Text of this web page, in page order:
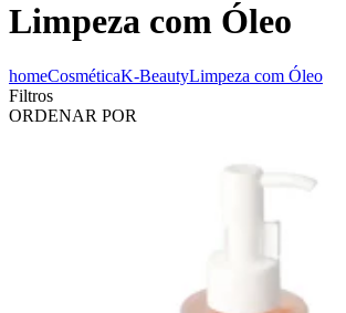
Limpeza com Óleo
homeCosméticaK-BeautyLimpeza com Óleo
Filtros
ORDENAR POR